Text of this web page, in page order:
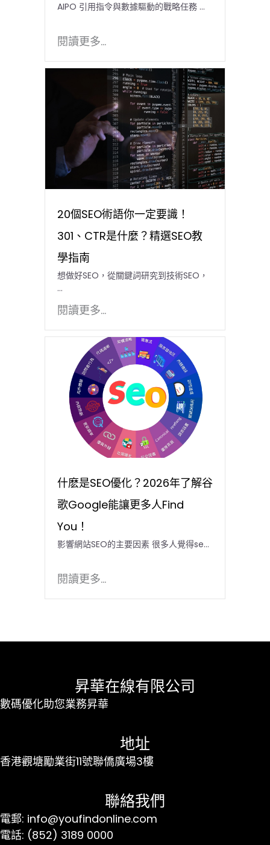
AIPO 引用指令與數據驅動的戰略任務 …
閱讀更多...
20個SEO術語你一定要識！
301、CTR是什麼？精選SEO教
學指南
想做好SEO，從關鍵詞研究到技術SEO，
…
閱讀更多...
什麽是SEO優化？2026年了解谷
歌Google能讓更多人Find
You！
影響網站SEO的主要因素 很多人覺得se...
閱讀更多...
昇華在線有限公司
數碼優化助您業務昇華
地址
香港觀塘勵業街11號聯僑廣場3樓
聯絡我們
電郵: info@youfindonline.com
電話: (852) 3189 0000